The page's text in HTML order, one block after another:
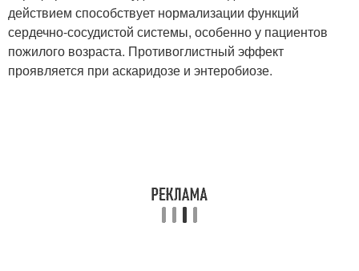
действием способствует нормализации функций
сердечно-сосудистой системы, особенно у пациентов
пожилого возраста. Противоглистный эффект
проявляется при аскаридозе и энтеробиозе.